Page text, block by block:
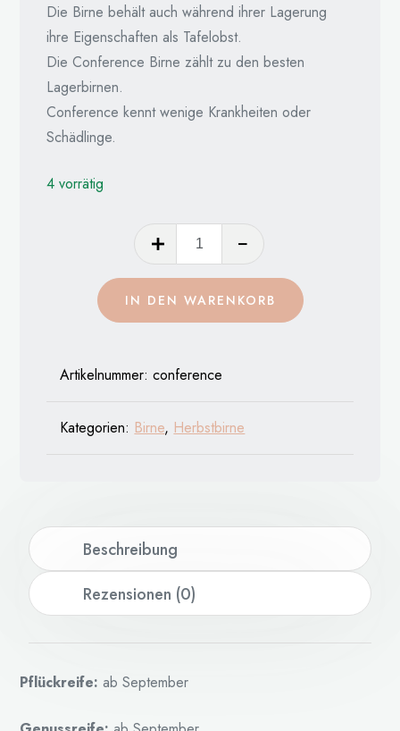
Die Birne behält auch während ihrer Lagerung
ihre Eigenschaften als Tafelobst.
Die Conference Birne zählt zu den besten
Lagerbirnen.
Conference kennt wenige Krankheiten oder
Schädlinge.
4 vorrätig
Menge
IN DEN WARENKORB
Artikelnummer:conference
Kategorien: Birne, Herbstbirne
Beschreibung
Rezensionen (0)
Pflückreife: ab September